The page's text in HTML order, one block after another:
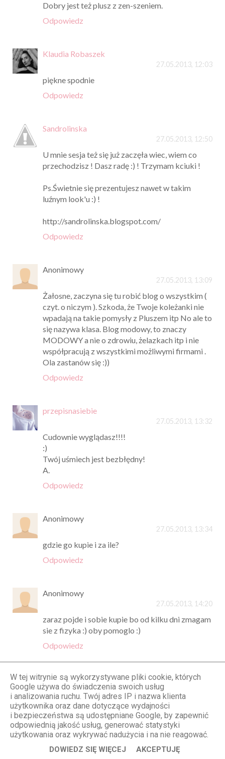
Dobry jest też plusz z zen-szeniem.
Odpowiedz
Klaudia Robaszek
27.05.2013, 12:03
piękne spodnie
Odpowiedz
Sandrolinska
27.05.2013, 12:50
U mnie sesja też się już zaczęła wiec, wiem co
przechodzisz ! Dasz radę :) ! Trzymam kciuki !
Ps.Świetnie się prezentujesz nawet w takim
luźnym look'u :) !
http://sandrolinska.blogspot.com/
Odpowiedz
Anonimowy
27.05.2013, 13:09
Żałosne, zaczyna się tu robić blog o wszystkim (
czyt. o niczym ). Szkoda, że Twoje koleżanki nie
wpadają na takie pomysły z Pluszem itp No ale to
się nazywa klasa. Blog modowy, to znaczy
MODOWY a nie o zdrowiu, żelazkach itp i nie
współpracują z wszystkimi możliwymi firmami .
Ola zastanów się :))
Odpowiedz
przepisnasiebie
27.05.2013, 13:32
Cudownie wyglądasz!!!!
:)
Twój uśmiech jest bezbłędny!
A.
Odpowiedz
Anonimowy
27.05.2013, 13:34
gdzie go kupie i za ile?
Odpowiedz
Anonimowy
27.05.2013, 14:20
zaraz pojde i sobie kupie bo od kilku dni zmagam
sie z fizyka :) oby pomoglo :)
Odpowiedz
Anonimowy
27.05.2013, 14:31
Olu gdzie mogę kupić dokładnie takie same
spodnie bo na tej stronie którą podałaś są ale
jednak troszkę inne;/I drugie pytanko jaki masz
rozmiar jeśli mozna wiedzieć?:)Dziękuję i
Pozdrawiam:)
W tej witrynie są wykorzystywane pliki cookie, których
Google używa do świadczenia swoich usług
i analizowania ruchu. Twój adres IP i nazwa klienta
użytkownika oraz dane dotyczące wydajności
i bezpieczeństwa są udostępniane Google, by zapewnić
odpowiednią jakość usług, generować statystyki
użytkowania oraz wykrywać nadużycia i na nie reagować.
DOWIEDZ SIĘ WIĘCEJ AKCEPTUJĘ